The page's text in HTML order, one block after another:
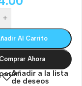
+
Al Carrito
Comprar Ahora
Añadir a la lista
de deseos